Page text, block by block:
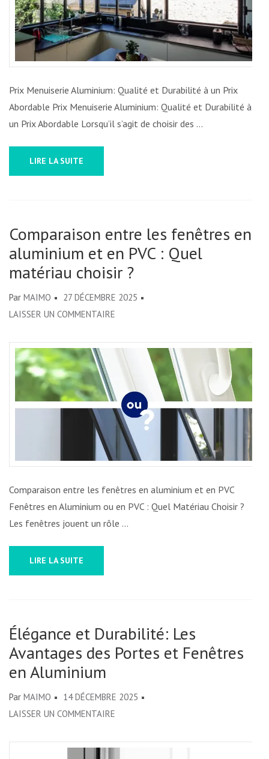
PRIX
POUR
Prix Menuiserie Aluminium: Qualité et Durabilité à un Prix
Abordable Prix Menuiserie Aluminium: Qualité et Durabilité à
un Prix Abordable Lorsqu’il s’agit de choisir des …
LIRE LA SUITE
Comparaison entre les fenêtres en
aluminium et en PVC : Quel
matériau choisir ?
Par MAIMO
27 DÉCEMBRE 2025
LAISSER UN COMMENTAIRE
ENTRE
FENÊTRES
EN
ALUMINIUM
ET
PVC
MATÉRIAU
Comparaison entre les fenêtres en aluminium et en PVC
Fenêtres en Aluminium ou en PVC : Quel Matériau Choisir ?
Les fenêtres jouent un rôle …
LIRE LA SUITE
Élégance et Durabilité: Les
Avantages des Portes et Fenêtres
en Aluminium
Par MAIMO
14 DÉCEMBRE 2025
LAISSER UN COMMENTAIRE
ET